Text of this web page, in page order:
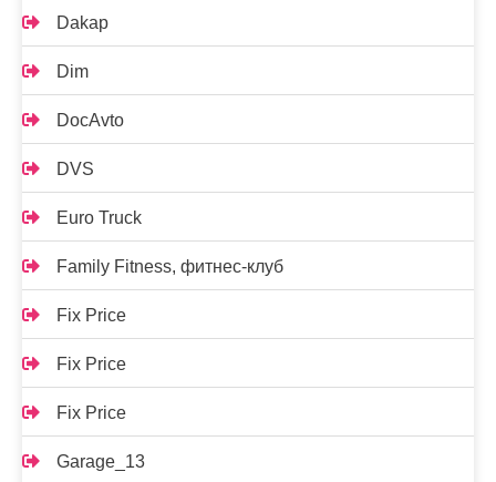
Dakap
Dim
DocAvto
DVS
Euro Truck
Family Fitness, фитнес-клуб
Fix Price
Fix Price
Fix Price
Garage_13